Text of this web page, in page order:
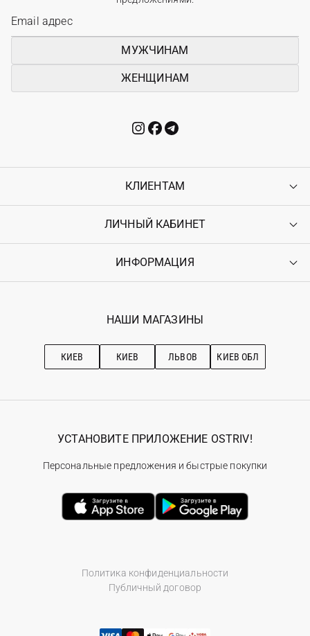
МУЖЧИНАМ
ЖЕНЩИНАМ
КЛИЕНТАМ
Контакты
Возврат
Гарантия
ЛИЧНЫЙ КАБИНЕТ
Войти
Ostriv Club+
ИНФОРМАЦИЯ
Наши магазини
Рекомендации по уходу
НАШИ МАГАЗИНЫ
КИЕВ КИЕВ ЛЬВОВ КИЕВ ОБЛ
Политика конфиденциальности
Публичный договор
УСТАНОВИТЕ ПРИЛОЖЕНИЕ OSTRIV!
Персональные предложения и быстрые покупки